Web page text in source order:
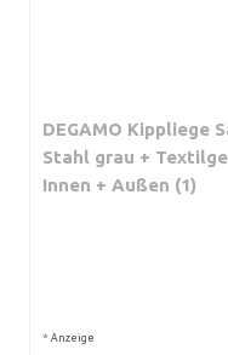
DEGAMO Kippliege
Stahl grau +
Innen + Außen (1)
* Anzeige